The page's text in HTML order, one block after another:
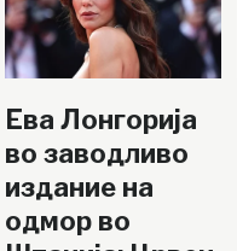
Ева Лонгорија
во заводливо
издание на
одмор во